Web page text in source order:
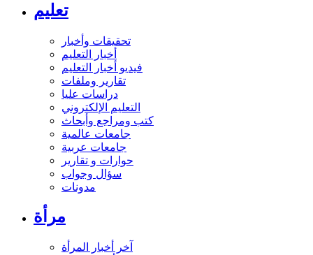
تعليم
تحقيقات وأخبار
أخبار التعليم
فيديو أخبار التعليم
تقارير وملفات
دراسات عليا
التعليم الإلكتروني
كتب ومراجع وأبحاث
جامعات عالمية
جامعات عربية
حوارات و تقارير
سؤال وجواب
مدونات
مرأة
آخر أخبار المرأة